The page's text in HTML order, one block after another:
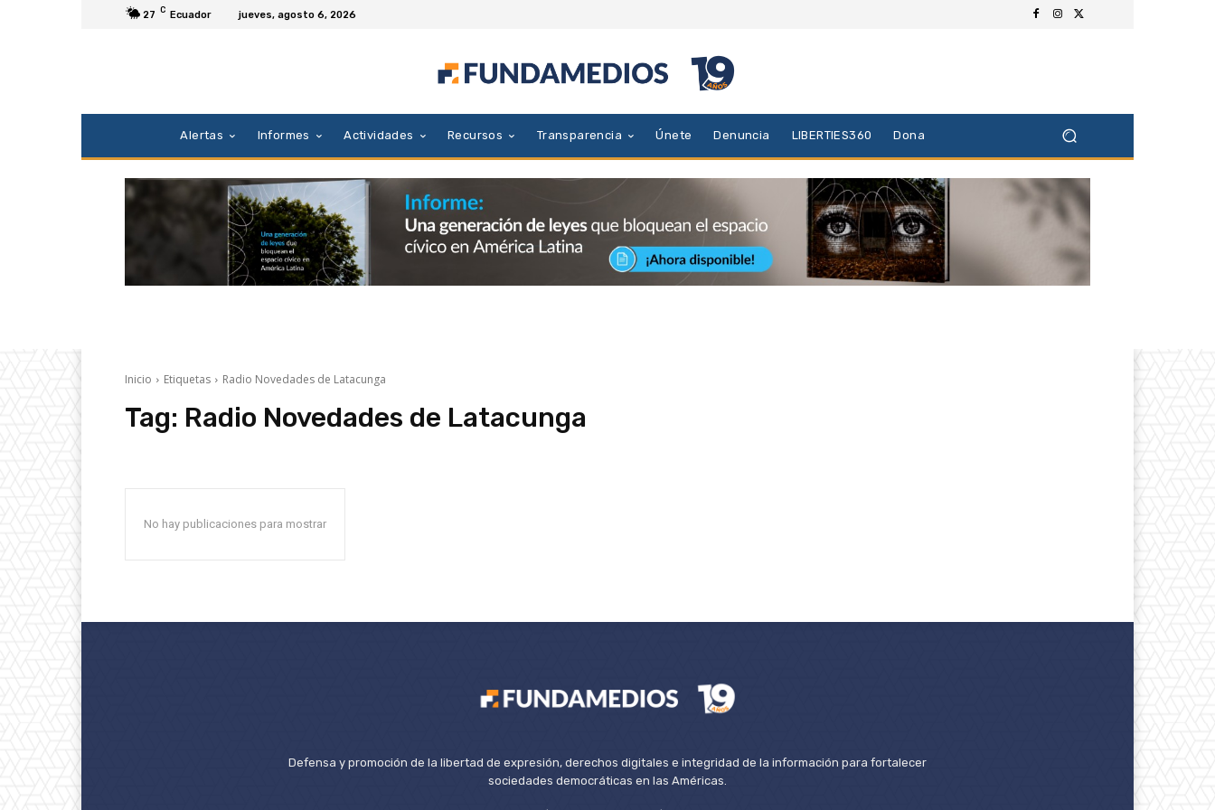
27 C Ecuador jueves, agosto 6, 2026
Alertas Informes Actividades Recursos Transparencia Únete Denuncia LIBERTIES360 Dona
Inicio Etiquetas Radio Novedades de Latacunga
Tag: Radio Novedades de Latacunga
No hay publicaciones para mostrar
Defensa y promoción de la libertad de expresión, derechos digitales e integridad de la información para fortalecer
sociedades democráticas en las Américas.